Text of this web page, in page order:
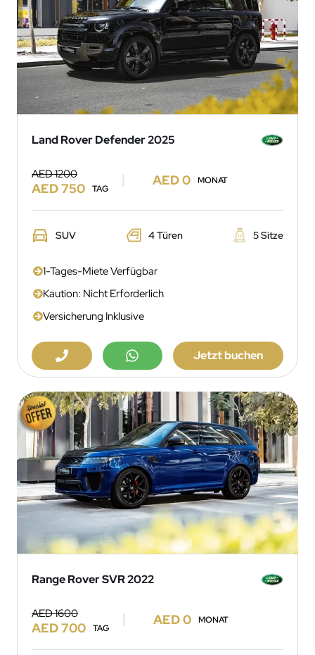
Land Rover Defender 2025
AED 1200
AED 750 TAG
AED 0 MONAT
SUV 4 Türen 5 Sitze
1-Tages-Miete Verfügbar
Kaution: Nicht Erforderlich
Versicherung Inklusive
Jetzt buchen
Range Rover SVR 2022
AED 1600
AED 700 TAG
AED 0 MONAT